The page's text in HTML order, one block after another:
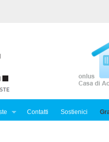
Contatti Sostienici